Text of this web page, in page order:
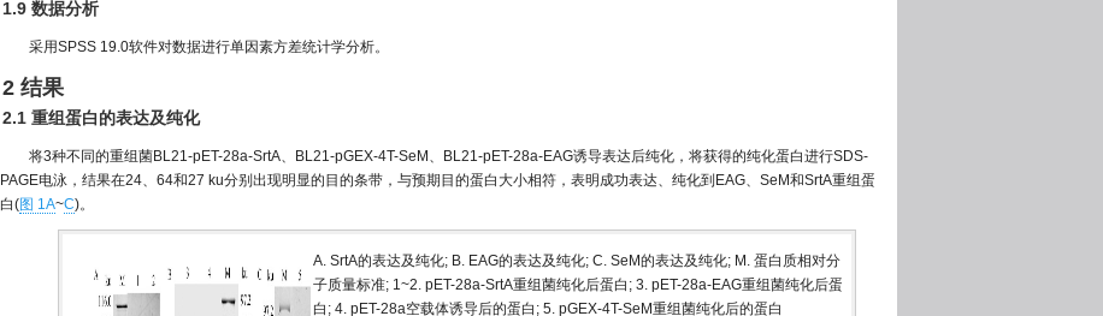
1.9 数据分析
采用SPSS 19.0软件对数据进行单因素方差统计学分析。
2 结果
2.1 重组蛋白的表达及纯化
将3种不同的重组菌BL21-pET-28a-SrtA、BL21-pGEX-4T-SeM、BL21-pET-28a-EAG诱导表达后纯化，将获得的纯化蛋白进行SDS-
PAGE电泳，结果在24、64和27 ku分别出现明显的目的条带，与预期目的蛋白大小相符，表明成功表达、纯化到EAG、SeM和SrtA重组蛋
白(图 1A~C)。
A. SrtA的表达及纯化; B. EAG的表达及纯化; C. SeM的表达及纯化; M. 蛋白质相对分
子质量标准; 1~2. pET-28a-SrtA重组菌纯化后蛋白; 3. pET-28a-EAG重组菌纯化后蛋
白; 4. pET-28a空载体诱导后的蛋白; 5. pGEX-4T-SeM重组菌纯化后的蛋白